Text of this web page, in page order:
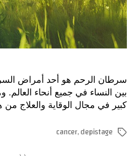
سرطان الرحم هو أحد أمراض
بين النساء في جميع أنحاء
كبير في مجال الوقاية والعلاج
الوسوم cancer,depistage